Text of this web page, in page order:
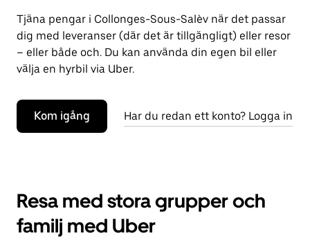
Tjäna pengar i Collonges-Sous-Salèv när det passar
dig med leveranser (där det är tillgängligt) eller resor
– eller både och. Du kan använda din egen bil eller
välja en hyrbil via Uber.
Kom igång Har du redan ett konto? Logga in
Resa med stora grupper och
familj med Uber